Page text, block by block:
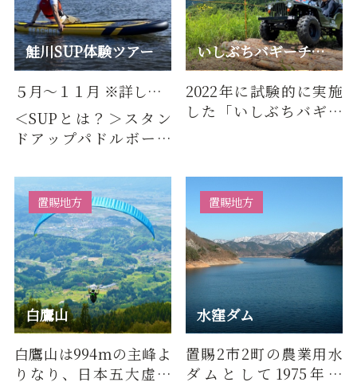
鮭川SUP体験ツアー
５月～１１月 ※詳しくは、Sports Tourism Sakegawaまでお問合せください。
＜SUPとは？＞スタン
ドアップパドルボード
Paddleboard）の略
で、元はハワイ発祥
の…
いしぶちバギーチャレンジ
2022年に試験的に実施
した「いしぶちバギー
白鷹山
置賜地方
白鷹山は994ｍの主峰よ
りなり、日本五大虚空
水窪ダム
置賜地方
置賜2市2町の農業用水
ダムとして1975年完